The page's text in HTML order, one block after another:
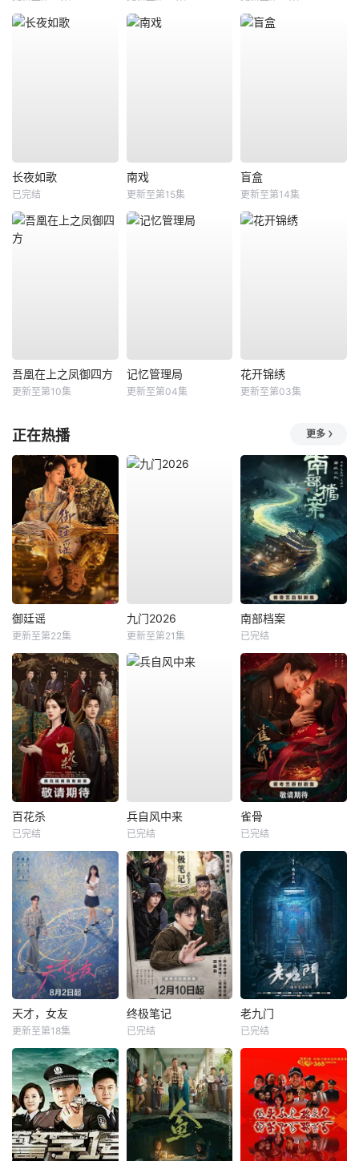
长夜如歌
已完结
南戏
更新至第15集
盲盒
更新至第14集
吾凰在上之凤御四方
更新至第10集
记忆管理局
更新至第04集
花开锦绣
更新至第03集
正在热播 更多
御廷谣
更新至第22集
九门2026
更新至第21集
南部档案
已完结
百花杀
已完结
兵自风中来
已完结
雀骨
已完结
天才，女友
更新至第18集
终极笔记
已完结
老九门
已完结